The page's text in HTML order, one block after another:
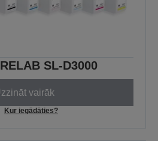
SL-D3000
vairāk
Kur iegādāties?